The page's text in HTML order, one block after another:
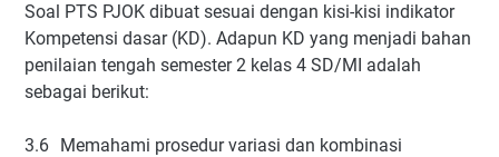
Soal PTS PJOK dibuat sesuai dengan kisi-kisi indikator
Kompetensi dasar (KD). Adapun KD yang menjadi bahan
penilaian tengah semester 2 kelas 4 SD/MI adalah
sebagai berikut:
3.6 Memahami prosedur variasi dan kombinasi